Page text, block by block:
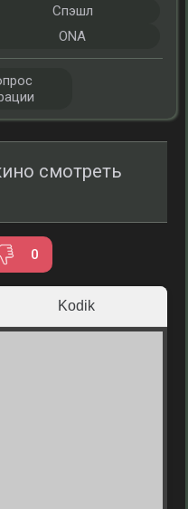
смотреть
0
Kodik
Спэшл
ONA